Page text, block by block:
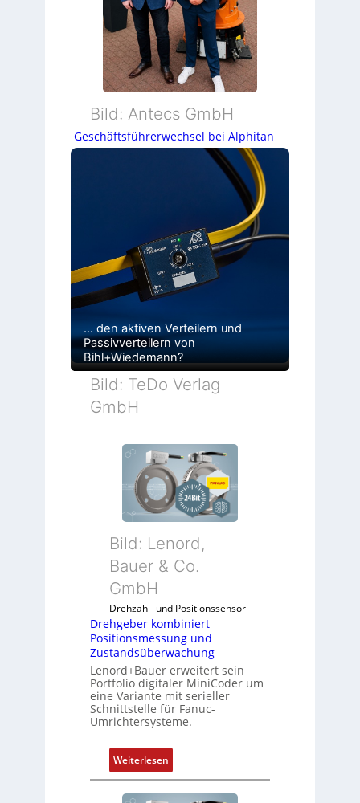
Bild: Antecs GmbH
Geschäftsführerwechsel bei Alphitan
… den aktiven Verteilern und
Passivverteilern von
Bihl+Wiedemann?
Bild: TeDo Verlag
GmbH
Bild: Lenord,
Bauer & Co.
GmbH
Drehzahl- und Positionssensor
Drehgeber kombiniert
Positionsmessung und
Zustandsüberwachung
Lenord+Bauer erweitert sein
Portfolio digitaler MiniCoder um
eine Variante mit serieller
Schnittstelle für Fanuc-
Umrichtersysteme.
Weiterlesen:
D
r